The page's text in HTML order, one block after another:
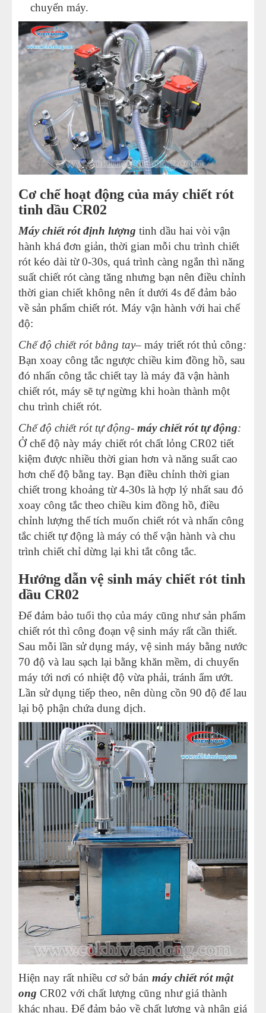
chuyển máy.
Cơ chế hoạt động của máy chiết rót
tinh dầu CR02
Máy chiết rót định lượng tinh dầu hai vòi vận
hành khá đơn giản, thời gian mỗi chu trình chiết
rót kéo dài từ 0-30s, quá trình càng ngắn thì năng
suất chiết rót càng tăng nhưng bạn nên điều chỉnh
thời gian chiết không nên ít dưới 4s để đảm bảo
về sản phẩm chiết rót. Máy vận hành với hai chế
độ:
Chế độ chiết rót bằng tay– máy triết rót thủ công:
Bạn xoay công tắc ngược chiều kim đồng hồ, sau
đó nhấn công tắc chiết tay là máy đã vận hành
chiết rót, máy sẽ tự ngừng khi hoàn thành một
chu trình chiết rót.
Chế độ chiết rót tự động- máy chiết rót tự động:
Ở chế độ này máy chiết rót chất lỏng CR02 tiết
kiệm được nhiều thời gian hơn và năng suất cao
hơn chế độ bằng tay. Bạn điều chỉnh thời gian
chiết trong khoảng từ 4-30s là hợp lý nhất sau đó
xoay công tắc theo chiều kim đồng hồ, điều
chỉnh lượng thể tích muốn chiết rót và nhấn công
tắc chiết tự động là máy có thể vận hành và chu
trình chiết chỉ dừng lại khi tắt công tắc.
Hướng dẫn vệ sinh máy chiết rót tinh
dầu CR02
Để đảm bảo tuổi thọ của máy cũng như sản phẩm
chiết rót thì công đoạn vệ sinh máy rất cần thiết.
Sau mỗi lần sử dụng máy, vệ sinh máy bằng nước
70 độ và lau sạch lại bằng khăn mềm, di chuyển
máy tới nơi có nhiệt độ vừa phải, tránh ẩm ướt.
Lần sử dụng tiếp theo, nên dùng cồn 90 độ để lau
lại bộ phận chứa dung dịch.
Hiện nay rất nhiều cơ sở bán máy chiết rót mật
ong CR02 với chất lượng cũng như giá thành
khác nhau. Để đảm bảo về chất lượng và nhận giá